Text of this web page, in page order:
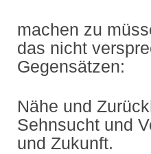
machen zu
das nicht
Gegensätzen:
Nähe und
Sehnsucht und
und Zukunft.